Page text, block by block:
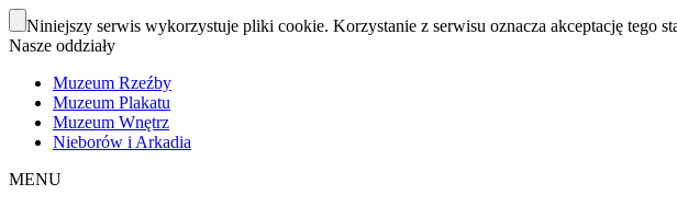
Niniejszy serwis wykorzystuje pliki cookie. Korzystanie z serwisu oznacza akceptację tego
Nasze oddziały
Muzeum Rzeźby
Muzeum Plakatu
Muzeum Wnętrz
Nieborów i Arkadia
MENU